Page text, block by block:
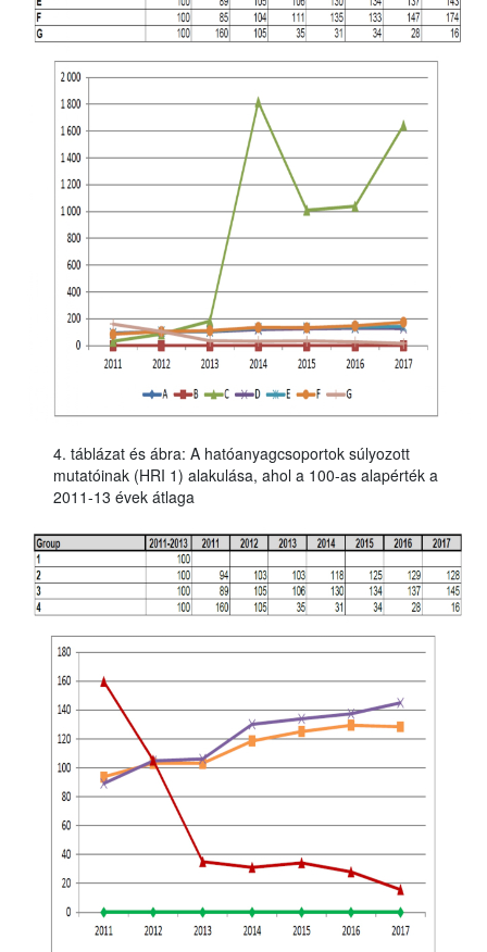
4. táblázat és ábra: A hatóanyagcsoportok súlyozott
mutatóinak (HRI 1) alakulása, ahol a 100-as alapérték a
2011-13 évek átlaga